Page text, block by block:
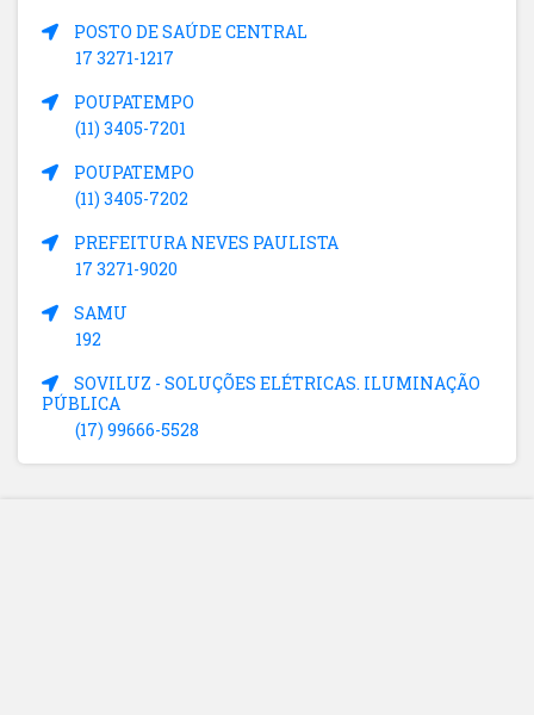
POSTO DE SAÚDE CENTRAL
17 3271-1217
POUPATEMPO
(11) 3405-7201
POUPATEMPO
(11) 3405-7202
PREFEITURA NEVES PAULISTA
17 3271-9020
SAMU
192
SOVILUZ - SOLUÇÕES ELÉTRICAS. ILUMINAÇÃO
PÚBLICA
(17) 99666-5528